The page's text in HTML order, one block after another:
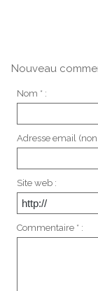
Nouveau
Nom * :
Adresse email
Site web :
Commentaire * :